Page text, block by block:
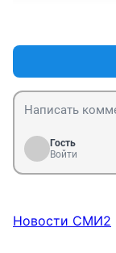
Гость
Войти
Новости СМИ2